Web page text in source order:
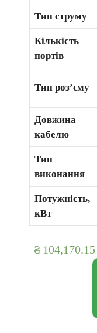
Тип струму
Кількість
портів
Тип роз’єму
Довжина
кабелю
Тип
виконання
Потужність,
кВт
₴ 104,170.15